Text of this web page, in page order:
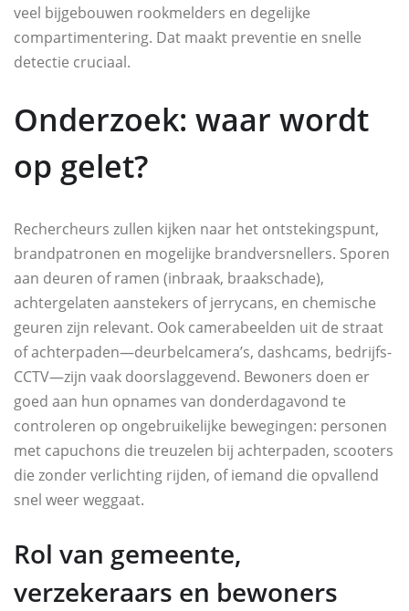
veel bijgebouwen rookmelders en degelijke
compartimentering. Dat maakt preventie en snelle
detectie cruciaal.
Onderzoek: waar wordt
op gelet?
Rechercheurs zullen kijken naar het ontstekingspunt,
brandpatronen en mogelijke brandversnellers. Sporen
aan deuren of ramen (inbraak, braakschade),
achtergelaten aanstekers of jerrycans, en chemische
geuren zijn relevant. Ook camerabeelden uit de straat
of achterpaden—deurbelcamera’s, dashcams, bedrijfs-
CCTV—zijn vaak doorslaggevend. Bewoners doen er
goed aan hun opnames van donderdagavond te
controleren op ongebruikelijke bewegingen: personen
met capuchons die treuzelen bij achterpaden, scooters
die zonder verlichting rijden, of iemand die opvallend
snel weer weggaat.
Rol van gemeente,
verzekeraars en bewoners